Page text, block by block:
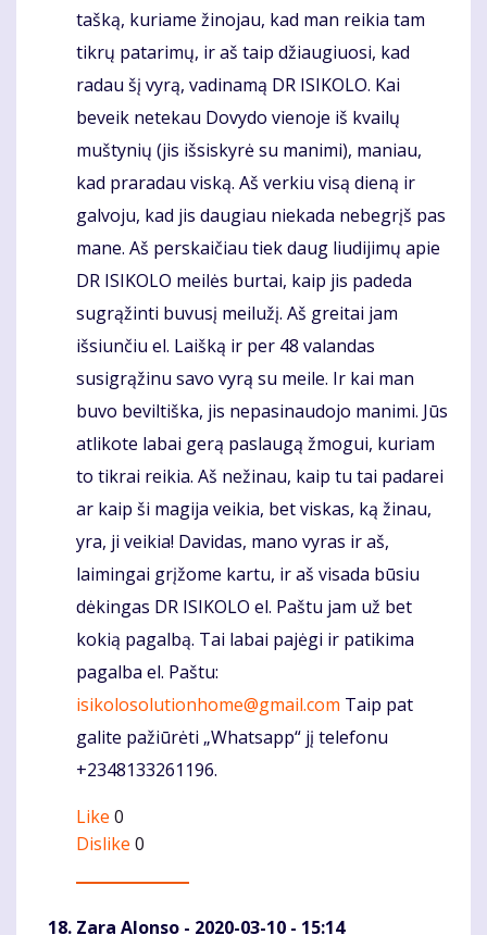
tašką, kuriame žinojau, kad man reikia tam
tikrų patarimų, ir aš taip džiaugiuosi, kad
radau šį vyrą, vadinamą DR ISIKOLO. Kai
beveik netekau Dovydo vienoje iš kvailų
muštynių (jis išsiskyrė su manimi), maniau,
kad praradau viską. Aš verkiu visą dieną ir
galvoju, kad jis daugiau niekada nebegrįš pas
mane. Aš perskaičiau tiek daug liudijimų apie
DR ISIKOLO meilės burtai, kaip jis padeda
sugrąžinti buvusį meilužį. Aš greitai jam
išsiunčiu el. Laišką ir per 48 valandas
susigrąžinu savo vyrą su meile. Ir kai man
buvo beviltiška, jis nepasinaudojo manimi. Jūs
atlikote labai gerą paslaugą žmogui, kuriam
to tikrai reikia. Aš nežinau, kaip tu tai padarei
ar kaip ši magija veikia, bet viskas, ką žinau,
yra, ji veikia! Davidas, mano vyras ir aš,
laimingai grįžome kartu, ir aš visada būsiu
dėkingas DR ISIKOLO el. Paštu jam už bet
kokią pagalbą. Tai labai pajėgi ir patikima
pagalba el. Paštu:
isikolosolutionhome@gmail.com Taip pat
galite pažiūrėti „Whatsapp“ jį telefonu
+2348133261196.
Like 0
Dislike 0
Zara Alonso - 2020-03-10 - 15:14